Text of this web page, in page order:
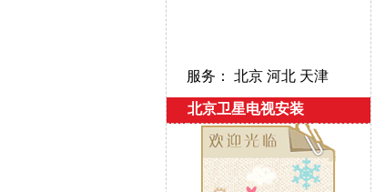
服务： 北京 河北 天津
北京卫星电视安装